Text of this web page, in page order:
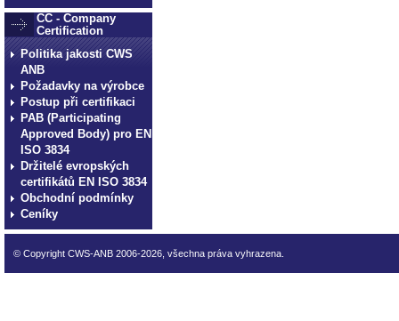
CC - Company
Certification
Politika jakosti CWS
ANB
Požadavky na výrobce
Postup při certifikaci
PAB (Participating
Approved Body) pro EN
ISO 3834
Držitelé evropských
certifikátů EN ISO 3834
Obchodní podmínky
Ceníky
© Copyright CWS-ANB 2006-2026, všechna práva vyhrazena.